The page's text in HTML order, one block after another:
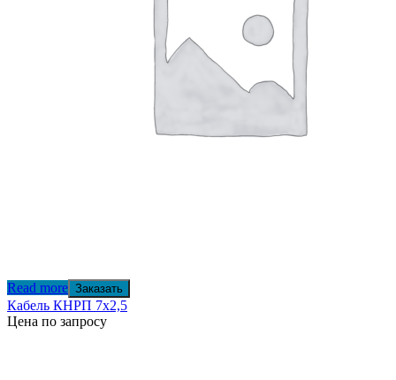
Read more Заказать
Кабель КНРП 7х2,5
Цена по запросу